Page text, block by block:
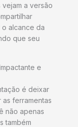
a versão
alcance da
que seu
e
é deixar
as ferramentas
não apenas
também